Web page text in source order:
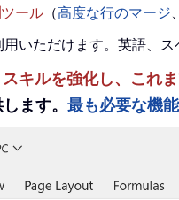
ツール （高度な行のマージ、
いただけます。英語、
キルを強化し、これま
ます。 最も必要な機